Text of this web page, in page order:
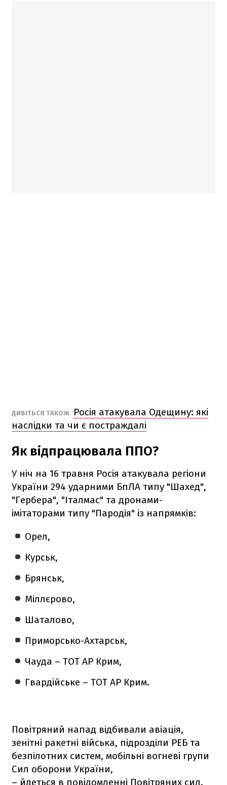
ДИВІТЬСЯ ТАКОЖ
Росія атакувала Одещину: які
наслідки та чи є постраждалі
Як відпрацювала ППО?
У ніч на 16 травня Росія атакувала регіони
України 294 ударними БпЛА типу "Шахед",
"Гербера", "Італмас" та дронами-
імітаторами типу "Пародія" із напрямків:
Орел,
Курськ,
Брянськ,
Міллєрово,
Шаталово,
Приморсько-Ахтарськ,
Чауда – ТОТ АР Крим,
Гвардійське – ТОТ АР Крим.
Повітряний напад відбивали авіація,
зенітні ракетні війська, підрозділи РЕБ та
безпілотних систем, мобільні вогневі групи
Сил оборони України,
– йдеться в повідомленні Повітряних сил.